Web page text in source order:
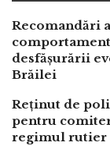
Recomandări
desfășurării
Brăilei
Reținut de
pentru
regimul rutier